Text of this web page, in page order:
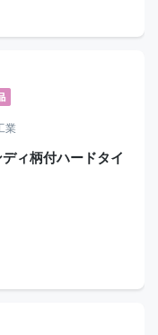
業
ィ柄付ハードタイ